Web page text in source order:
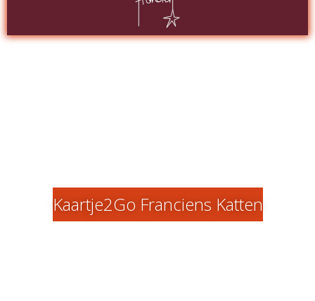
Kaartje2Go Franciens Katten